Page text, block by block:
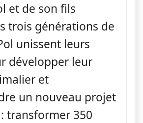
et de son fils
trois générations de
unissent leurs
développer leur
et
un nouveau projet
transformer 350